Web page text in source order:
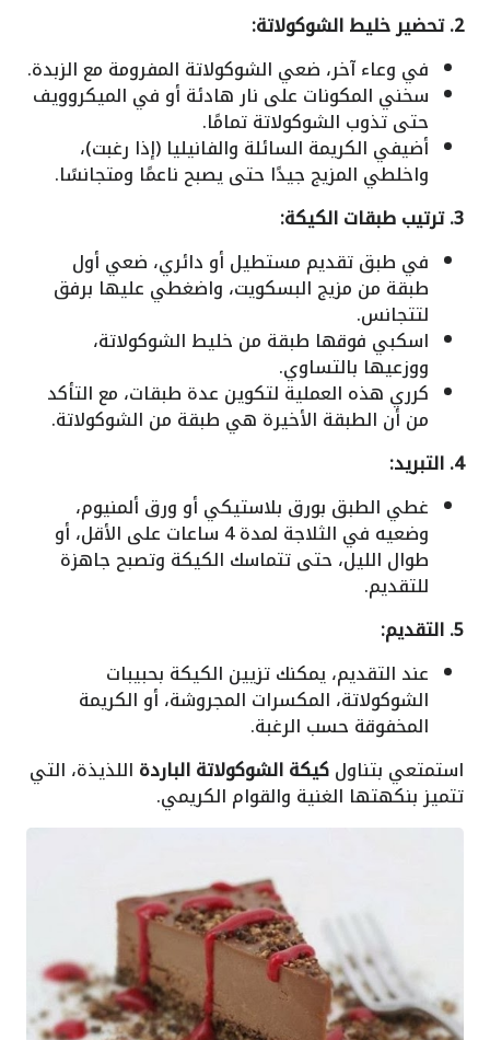
2. تحضير خليط الشوكولاتة:
في وعاء آخر، ضعي الشوكولاتة المفرومة مع الزبدة.
سخني المكونات على نار هادئة أو في الميكروويف
حتى تذوب الشوكولاتة تمامًا.
أضيفي الكريمة السائلة والفانيليا (إذا رغبت)،
واخلطي المزيج جيدًا حتى يصبح ناعمًا ومتجانسًا.
3. ترتيب طبقات الكيكة:
في طبق تقديم مستطيل أو دائري، ضعي أول
طبقة من مزيج البسكويت، واضغطي عليها برفق
لتتجانس.
اسكبي فوقها طبقة من خليط الشوكولاتة،
ووزعيها بالتساوي.
كرري هذه العملية لتكوين عدة طبقات، مع التأكد
من أن الطبقة الأخيرة هي طبقة من الشوكولاتة.
4. التبريد:
غطي الطبق بورق بلاستيكي أو ورق ألمنيوم،
وضعيه في الثلاجة لمدة 4 ساعات على الأقل، أو
طوال الليل، حتى تتماسك الكيكة وتصبح جاهزة
للتقديم.
5. التقديم:
عند التقديم، يمكنك تزيين الكيكة بحبيبات
الشوكولاتة، المكسرات المجروشة، أو الكريمة
المخفوقة حسب الرغبة.
استمتعي بتناولكيكة الشوكولاتة الباردة اللذيذة، التي
تتميز بنكهتها الغنية والقوام الكريمي.